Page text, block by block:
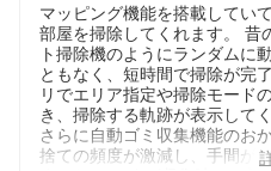
マッピング機能を搭載してい
部屋を掃除してくれます。 昔
ト掃除機のようにランダムに
ともなく、短時間で掃除が完
リでエリア指定や掃除モード
き、掃除する軌跡が表示してく
さらに自動ゴミ収集機能のお
捨ての頻度が激減し、手間が